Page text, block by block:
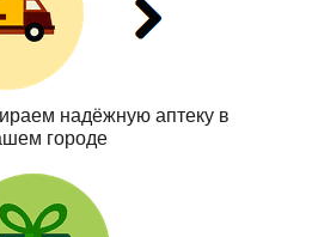
надёжную аптеку в
городе